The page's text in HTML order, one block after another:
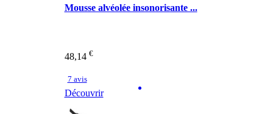
Mousse alvéolée insonorisante ...
48,14 €
7 avis
Découvrir